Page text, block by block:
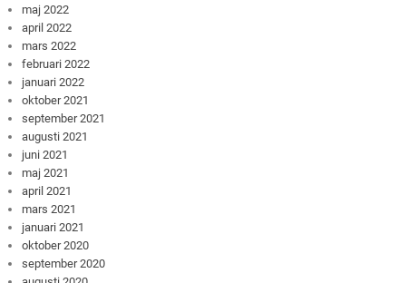
maj 2022
april 2022
mars 2022
februari 2022
januari 2022
oktober 2021
september 2021
augusti 2021
juni 2021
maj 2021
april 2021
mars 2021
januari 2021
oktober 2020
september 2020